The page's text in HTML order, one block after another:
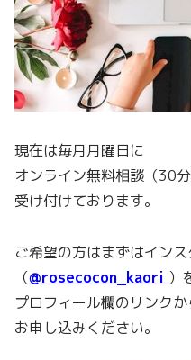
現在は毎月月曜日に
オンライン無料相談（30
受け付けております。
ご希望の方はまずはイン
（@rosecocon_kaori ）
プロフィール欄のリンクか
お申し込みください。